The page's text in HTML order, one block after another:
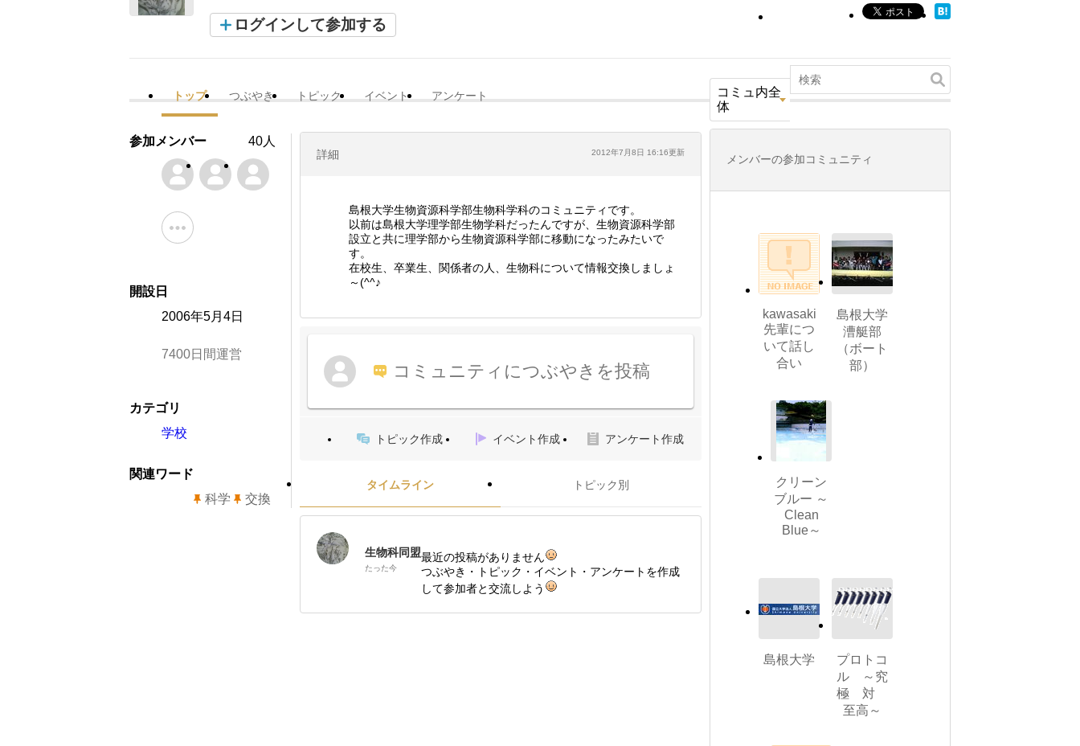
ログインして参加する
トップ つぶやき トピック イベント アンケート
コミュ内全
体
詳細 2012年7月8日 16:16更新
島根大学生物資源科学部生物科学科のコミュニティです。
以前は島根大学理学部生物学科だったんですが、生物資源科学部
設立と共に理学部から生物資源科学部に移動になったみたいで
す。
在校生、卒業生、関係者の人、生物科について情報交換しましょ
～(^^♪
コミュニティにつぶやきを投稿
トピック作成 イベント作成 アンケート作成
タイムライン トピック別
生物科同盟
たった今
最近の投稿がありません
つぶやき・トピック・イベント・アンケートを作成
して参加者と交流しよう
参加メンバー 40人
開設日
2006年5月4日
7400日間運営
カテゴリ
学校
関連ワード
科学
交換
メンバーの参加コミュニティ
kawasaki
先輩につ
いて話し
合い
島根大学
漕艇部
（ボート
部）
クリーン
ブルー ～
Clean
Blue～
島根大学
プロトコ
ル ～究
極 対
至高～